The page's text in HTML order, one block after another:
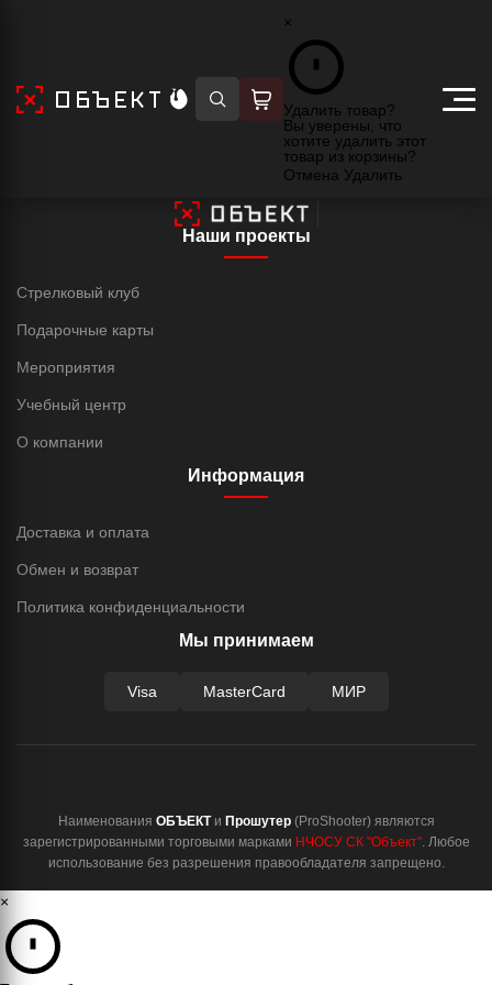
×
Удалить товар?
Вы уверены, что
хотите удалить этот
товар из корзины?
Отмена Удалить
Главная Товары
Наши проекты
Стрелковый клуб
Подарочные карты
Мероприятия
Учебный центр
О компании
Информация
Доставка и оплата
Обмен и возврат
Политика конфиденциальности
Мы принимаем
Visa MasterCard МИР
Наименования ОБЪЕКТи Прошутер(ProShooter) являются
зарегистрированными торговыми марками НЧОСУ СК "Объект". Любое
использование без разрешения правообладателя запрещено.
×